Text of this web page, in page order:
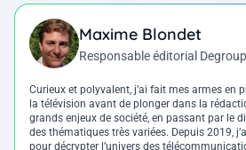
Maxime Blondet
Responsable éditorial
Curieux et polyvalent, j’ai fait mes armes en
la télévision avant de plonger dans la
grands enjeux de société, en passant par le
des thématiques très variées. Depuis 2019,
pour décrypter l’univers des